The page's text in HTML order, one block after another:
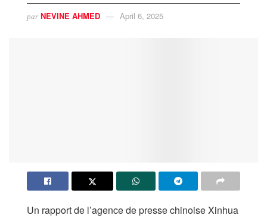
par NEVINE AHMED April 6, 2025
Un rapport de l’agence de presse chinoise Xinhua